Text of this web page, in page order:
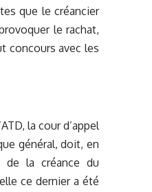
que le créancier
le rachat,
concours avec les
la cour d’appel
général, doit, en
de la créance du
ce dernier a été